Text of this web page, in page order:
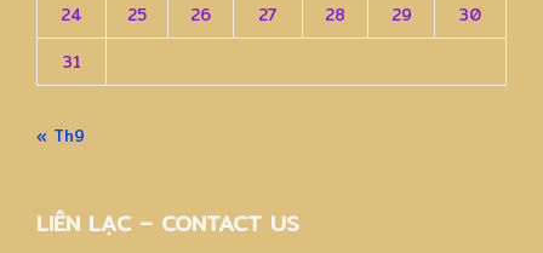
24
25 26 27 28 29
30
31
« Th9
LIÊN LẠC – CONTACT US